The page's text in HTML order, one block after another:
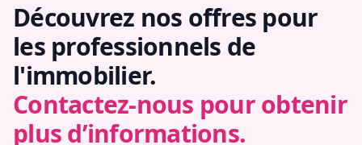
Découvrez nos offres pour
les professionnels de
l'immobilier.
Contactez-nous pour obtenir
plus d’informations.